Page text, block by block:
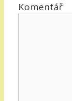
Komentář